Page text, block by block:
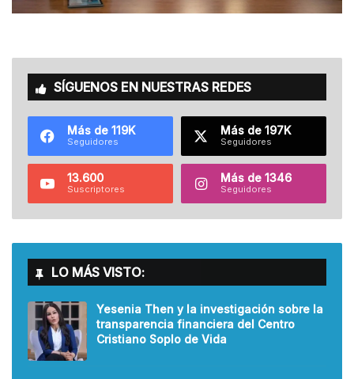
SÍGUENOS EN NUESTRAS REDES
Más de 119K
Seguidores
Más de 197K
Seguidores
13.600
Suscriptores
Más de 1346
Seguidores
LO MÁS VISTO:
Yesenia Then y la investigación sobre la
transparencia financiera del Centro
Cristiano Soplo de Vida